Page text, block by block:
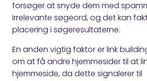
forsøger at snyde dem med
irrelevante søgeord, og det kan
placering i søgeresultaterne.
En anden vigtig faktor er link
om at få andre hjemmesider til at
hjemmeside, da dette signalerer til